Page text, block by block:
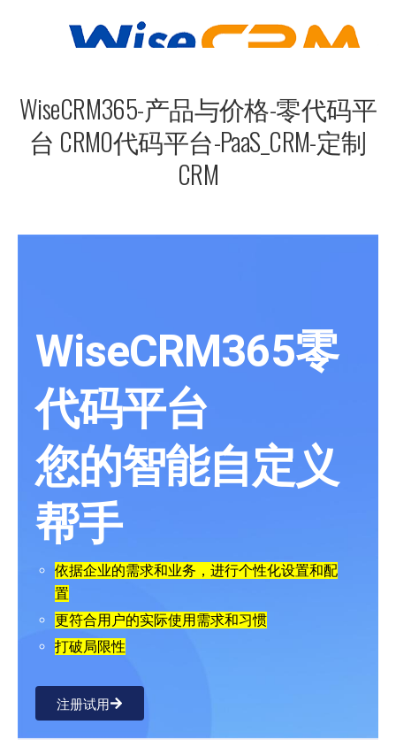
WiseCRM365-产品与价格-零代码平
台 CRM0代码平台-PaaS_CRM-定制
CRM
WiseCRM365零
代码平台
您的智能自定义
帮手
依据企业的需求和业务，进行个性化设置和配
置
更符合用户的实际使用需求和习惯
打破局限性
注册试用